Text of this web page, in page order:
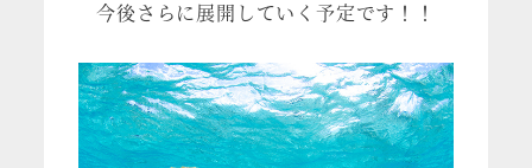
今後さらに展開していく予定です！！